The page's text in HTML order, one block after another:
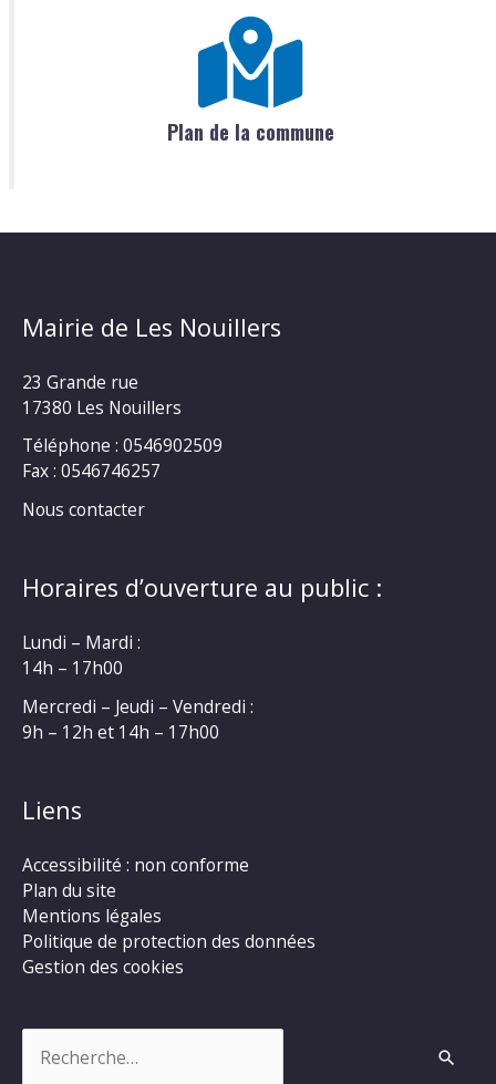
Plan de la commune
Mairie de Les Nouillers
23 Grande rue
17380 Les Nouillers
Téléphone : 0546902509
Fax : 0546746257
Nous contacter
Horaires d’ouverture au public :
Lundi – Mardi :
14h – 17h00
Mercredi – Jeudi – Vendredi :
9h – 12h et 14h – 17h00
Liens
Accessibilité : non conforme
Plan du site
Mentions légales
Politique de protection des données
Gestion des cookies